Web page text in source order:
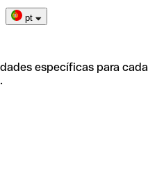
pt
específicas para cada